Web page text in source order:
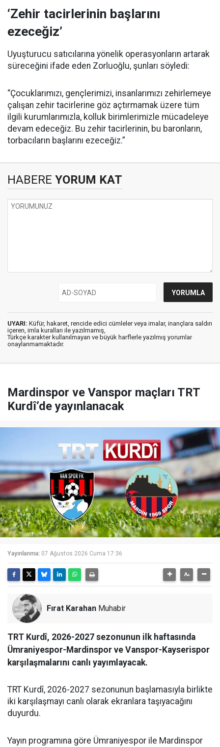
‘Zehir tacirlerinin başlarını
ezeceğiz’
Uyuşturucu satıcılarına yönelik operasyonların artarak
süreceğini ifade eden Zorluoğlu, şunları söyledi:
“Çocuklarımızı, gençlerimizi, insanlarımızı zehirlemeye
çalışan zehir tacirlerine göz açtırmamak üzere tüm
ilgili kurumlarımızla, kolluk birimlerimizle mücadeleye
devam edeceğiz. Bu zehir tacirlerinin, bu baronların,
torbacıların başlarını ezeceğiz.”
HABERE YORUM KAT
UYARI: Küfür, hakaret, rencide edici cümleler veya imalar, inançlara saldırı
içeren, imla kuralları ile yazılmamış,
Türkçe karakter kullanılmayan ve büyük harflerle yazılmış yorumlar
onaylanmamaktadır.
Mardinspor ve Vanspor maçları TRT
Kurdî’de yayınlanacak
Yayınlanma: 07 Ağustos 2026 Cuma 17:36
Fırat Karahan Muhabir
TRT Kurdî, 2026-2027 sezonunun ilk haftasında
Ümraniyespor-Mardinspor ve Vanspor-Kayserispor
karşılaşmalarını canlı yayımlayacak.
TRT Kurdî, 2026-2027 sezonunun başlamasıyla birlikte
iki karşılaşmayı canlı olarak ekranlara taşıyacağını
duyurdu.
Yayın programına göre Ümraniyespor ile Mardinspor